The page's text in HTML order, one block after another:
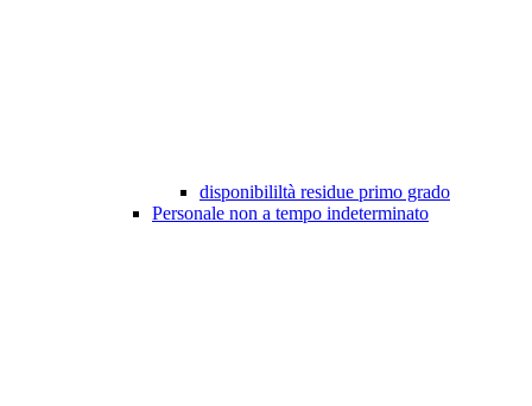
disponibililtà residue primo grado
Personale non a tempo indeterminato